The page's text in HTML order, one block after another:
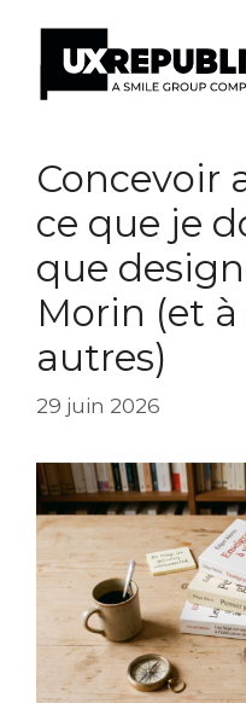
contenu
Concevoir
ce que je
que
Morin (et
autres)
29 juin 2026